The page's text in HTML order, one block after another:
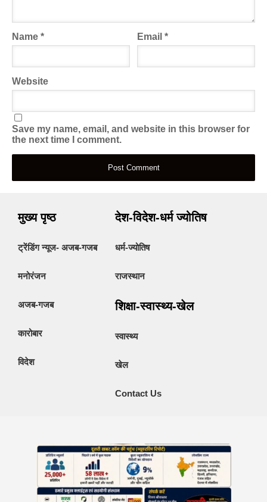
Name * Email*
Website
Save my name, email, and website in this browser for
the next time I comment.
मुख्य पृष्ठ
ट्रेंडिंग न्यूज- अजब-गजब
मनोरंजन
अजब-गजब
कारोबार
विदेश
देश-विदेश-धर्म ज्योतिष
धर्म-ज्योतिष
राजस्थान
शिक्षा-स्वास्थ्य-खेल
स्वास्थ्य
खेल
Contact Us